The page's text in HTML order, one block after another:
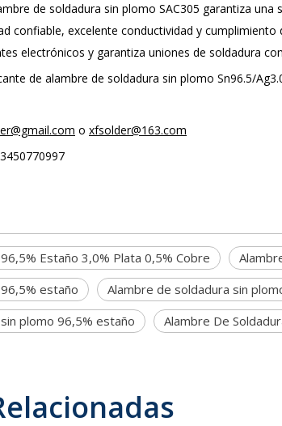
de soldadura sin plomo SAC305 garantiza
confiable, excelente conductividad y
electrónicos y garantiza uniones de soldadura
de alambre de soldadura sin plomo Sn96.5/
o xfsolder@163.com
Estaño 3,0% Plata 0,5% Cobre
estaño
Alambre de soldadura sin
plomo 96,5% estaño
Alambre De